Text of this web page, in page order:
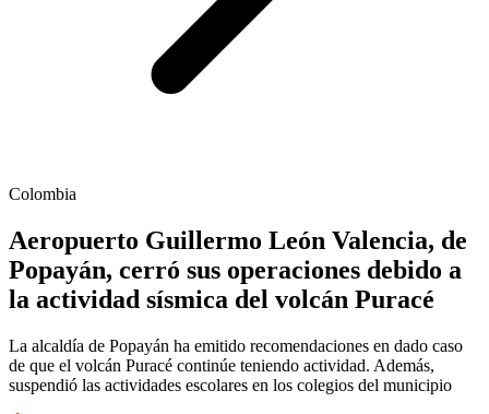
Colombia
Aeropuerto Guillermo León Valencia, de
Popayán, cerró sus operaciones debido a
la actividad sísmica del volcán Puracé
La alcaldía de Popayán ha emitido recomendaciones en dado caso
de que el volcán Puracé continúe teniendo actividad. Además,
suspendió las actividades escolares en los colegios del municipio